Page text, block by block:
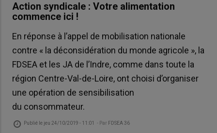
Action syndicale : Votre alimentation
commence ici !
En réponse à l’appel de mobilisation nationale
contre « la déconsidération du monde agricole », la
FDSEA et les JA de l’Indre, comme dans toute la
région Centre-Val-de-Loire, ont choisi d’organiser
une opération de sensibilisation
du consommateur.
Publié le jeu 24/10/2019 - 11:01 - Par FDSEA 36